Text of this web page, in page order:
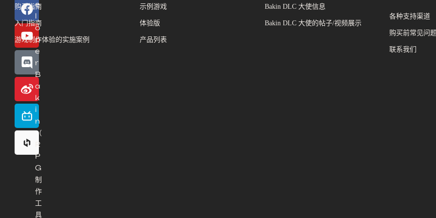
e
l
o
p
e
r
B
a
k
i
n
（
R
P
G
制
作
工
具
购买指南
入门指南
游戏制作体验的实施案例
示例游戏
体验版
产品列表
Bakin DLC 大使信息
Bakin DLC 大使的帖子/视频展示
各种支持渠道
购买前常见问
联系我们